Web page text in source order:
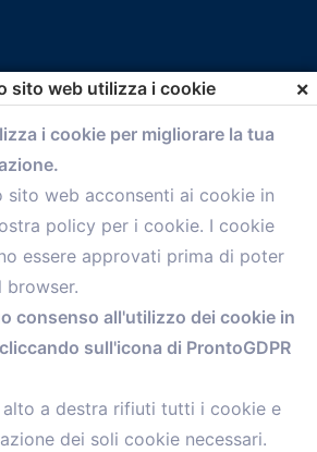
aziende
124/2017
sito web utilizza i cookie ×
i cookie per migliorare la tua
sito web acconsenti ai cookie in
policy per i cookie. I cookie
essere approvati prima di poter
browser.
consenso all'utilizzo dei cookie in
sull'icona di ProntoGDPR
alto a destra rifiuti tutti i cookie e
dei soli cookie necessari.